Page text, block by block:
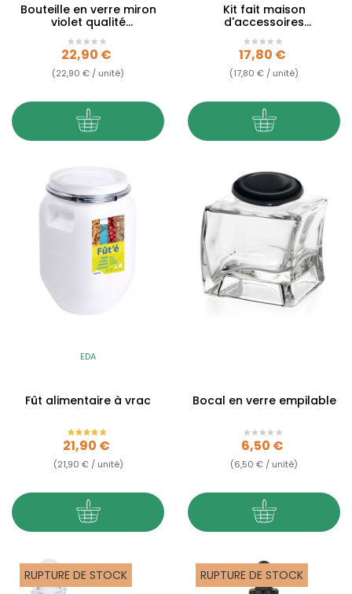
Bouteille en verre miron
violet qualité
pharmaceutique
Prix
22,90 €
(22,90 € / unité)
Kit fait maison
d'accessoires
Prix
17,80 €
(17,80 € / unité)
EDA
Fût alimentaire à vrac
Prix
21,90 €
(21,90 € / unité)
Bocal en verre empilable
Prix
6,50 €
(6,50 € / unité)
RUPTURE DE STOCK RUPTURE DE STOCK